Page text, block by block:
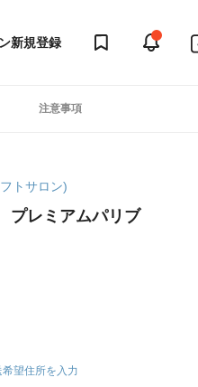
新規登録
注意事項
トサロン)
プレミアムパリブ
望住所を入力